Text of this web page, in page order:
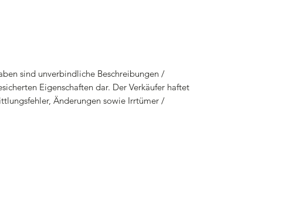
sind unverbindliche Beschreibungen /
Eigenschaften dar. Der Verkäufer haftet
Änderungen sowie Irrtümer /